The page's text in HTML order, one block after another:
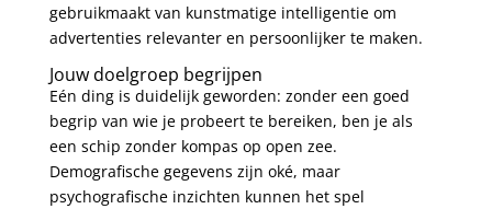
gebruikmaakt van kunstmatige intelligentie om
advertenties relevanter en persoonlijker te maken.
Jouw doelgroep begrijpen
Eén ding is duidelijk geworden: zonder een goed
begrip van wie je probeert te bereiken, ben je als
een schip zonder kompas op open zee.
Demografische gegevens zijn oké, maar
psychografische inzichten kunnen het spel